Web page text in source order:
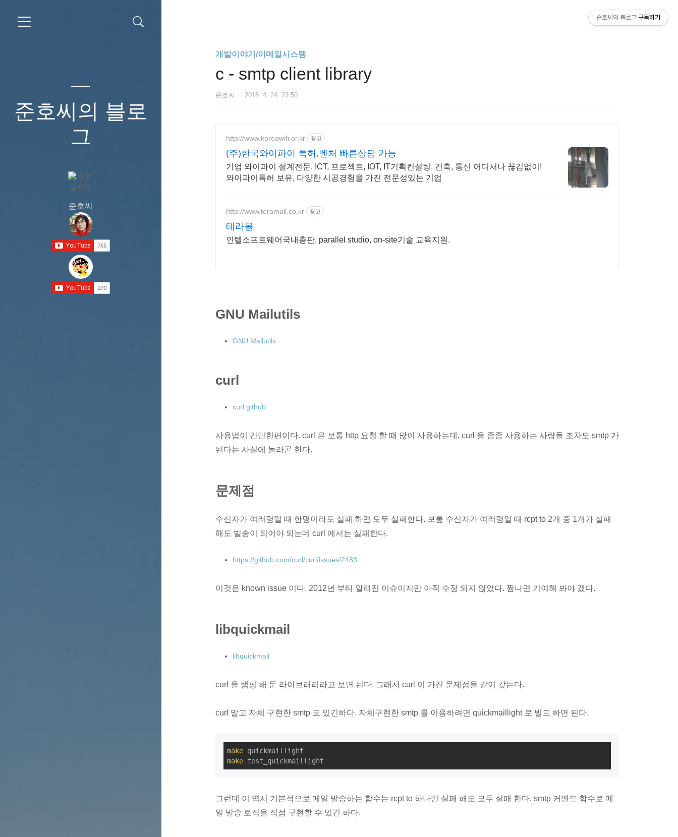
준호씨의 블로
그
준호씨
개발이야기/이메일시스템
c - smtp client library
준호씨 2018. 4. 24. 23:50
http://www.koreawifi.or.kr 광고
(주)한국와이파이 특허,벤처 빠른상담 가능
기업 와이파이 설계전문, ICT, 프로젝트, IOT, IT기획컨설팅, 건축, 통신 어디서나 끊김없이!
와이파이특허 보유, 다양한 시공경험을 가진 전문성있는 기업
http://www.teramall.co.kr 광고
테라몰
인텔소프트웨어국내총판, parallel studio, on-site기술 교육지원.
GNU Mailutils
GNU Mailutils
curl
curl github
사용법이 간단한편이다. curl 은 보통 http 요청 할 때 많이 사용하는데, curl 을 종종 사용하는 사람들 조차도 smtp 가
된다는 사실에 놀라곤 한다.
문제점
수신자가 여러명일 때 한명이라도 실패 하면 모두 실패한다. 보통 수신자가 여러명일 때 rcpt to 2개 중 1개가 실패
해도 발송이 되어야 되는데 curl 에서는 실패한다.
https://github.com/curl/curl/issues/2483
이것은 known issue 이다. 2012년 부터 알려진 이슈이지만 아직 수정 되지 않았다. 짬나면 기여해 봐야 겠다.
libquickmail
libquickmail
curl 을 랩핑 해 둔 라이브러리라고 보면 된다. 그래서 curl 이 가진 문제점을 같이 갖는다.
curl 말고 자체 구현한 smtp 도 있긴하다. 자체구현한 smtp 를 이용하려면 quickmaillight 로 빌드 하면 된다.
make
make
그런데 이 역시 기본적으로 메일 발송하는 함수는 rcpt to 하나만 실패 해도 모두 실패 한다. smtp 커맨드 함수로 메
일 발송 로직을 직접 구현할 수 있긴 하다.
준호씨의 블로그 구독하기